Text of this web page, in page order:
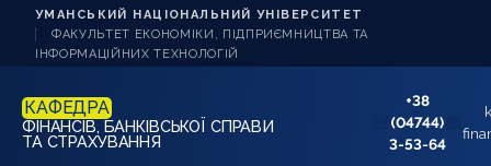
УМАНСЬКИЙ НАЦІОНАЛЬНИЙ УНІВЕРСИТЕТ
ФАКУЛЬТЕТ ЕКОНОМІКИ, ПІДПРИЄМНИЦТВА ТА
ІНФОРМАЦІЙНИХ ТЕХНОЛОГІЙ
КАФЕДРА
ФІНАНСІВ, БАНКІВСЬКОЇ СПРАВИ
ТА СТРАХУВАННЯ
+38
(04744)
3-53-64